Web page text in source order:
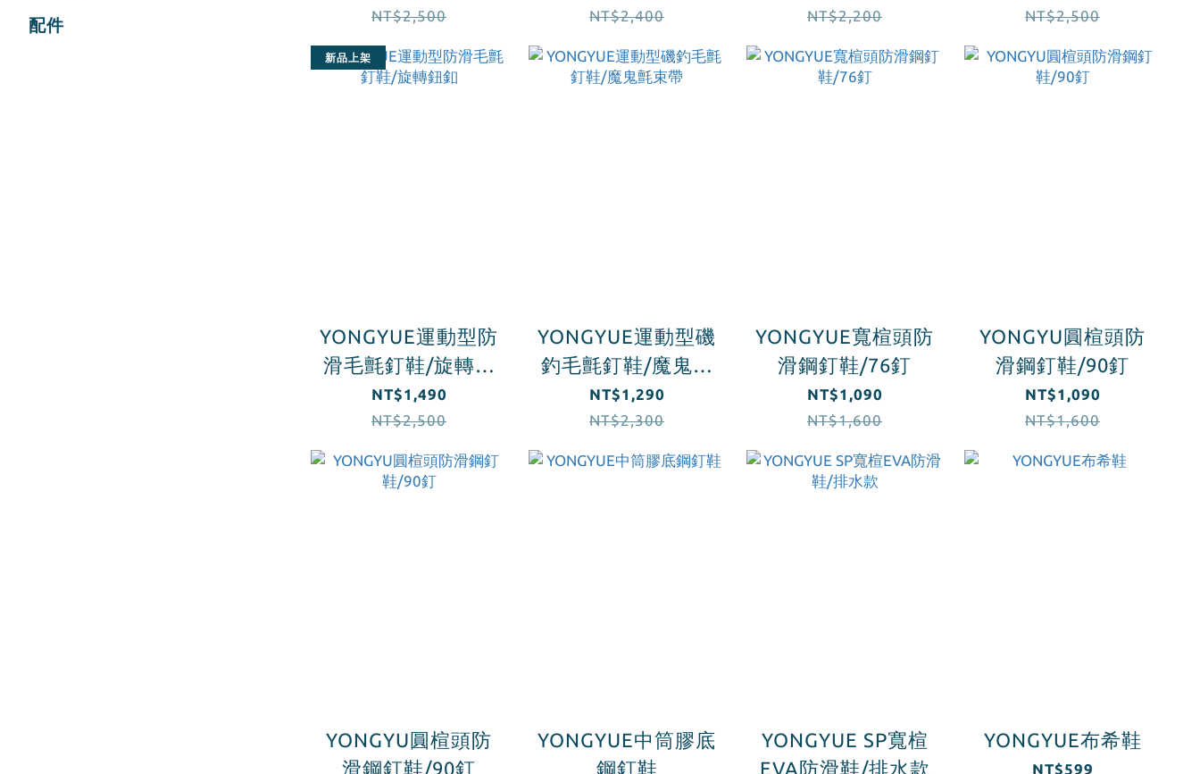
配件
NT$2,500
NT$2,400
NT$2,200
NT$2,500
新品上架
YONGYUE運動型防
滑毛氈釘鞋/旋轉鈕
釦
NT$1,490
NT$2,500
YONGYUE運動型磯
釣毛氈釘鞋/魔鬼氈
束帶
NT$1,290
NT$2,300
YONGYUE寬楦頭防
滑鋼釘鞋/76釘
NT$1,090
NT$1,600
YONGYU圓楦頭防
滑鋼釘鞋/90釘
NT$1,090
NT$1,600
YONGYU圓楦頭防
滑鋼釘鞋/90釘
YONGYUE中筒膠底
鋼釘鞋
YONGYUE SP寬楦
EVA防滑鞋/排水款
YONGYUE布希鞋
NT$599